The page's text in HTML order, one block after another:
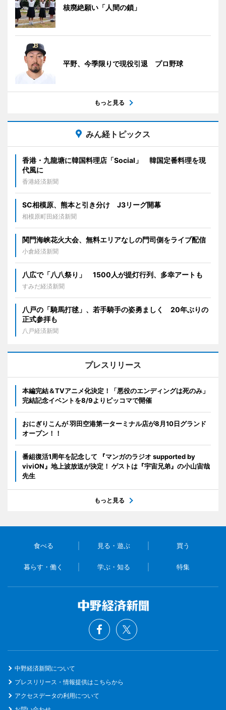
核廃絶願い「人間の鎖」
平野、今季限りで現役引退 プロ野球
もっと見る
みん経トピックス
香港・九龍塘に韓国料理店「Social」 韓国定番料理を現
代風に
香港経済新聞
SC相模原、熊本と引き分け J3リーグ開幕
相模原町田経済新聞
関門海峡花火大会、無料エリアなしの門司側をライブ配信
小倉経済新聞
八広で「八八祭り」 1500人が提灯行列、多幸アートも
すみだ経済新聞
八戸の「騎馬打毬」、若手騎手の姿勇ましく 20年ぶりの
正式参拝も
八戸経済新聞
プレスリリース
本編完結＆TVアニメ化決定！「悪役のエンディングは死のみ」
完結記念イベントを8/9よりピッコマで開催
おにぎりこんが 羽田空港第一ターミナル店が8月10日グランド
オープン！！
番組復活1周年を記念して 『マンガのラジオ supported by
viviON』地上波放送が決定！ ゲストは『宇宙兄弟』の小山宙哉
先生
もっと見る
食べる 見る・遊ぶ 買う
暮らす・働く 学ぶ・知る 特集
中野経済新聞について
プレスリリース・情報提供はこちらから
アクセスデータの利用について